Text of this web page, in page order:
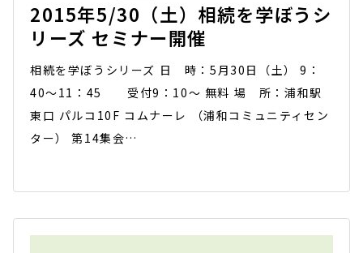
2015年5/30（土）相続を学ぼうシ
リーズ セミナー開催
相続を学ぼうシリーズ 日 時：5月30日（土） 9：
40～11：45 受付9：10～ 無料 場 所：浦和駅
東口 パルコ10F コムナーレ （浦和コミュニティセン
ター） 第14集会…